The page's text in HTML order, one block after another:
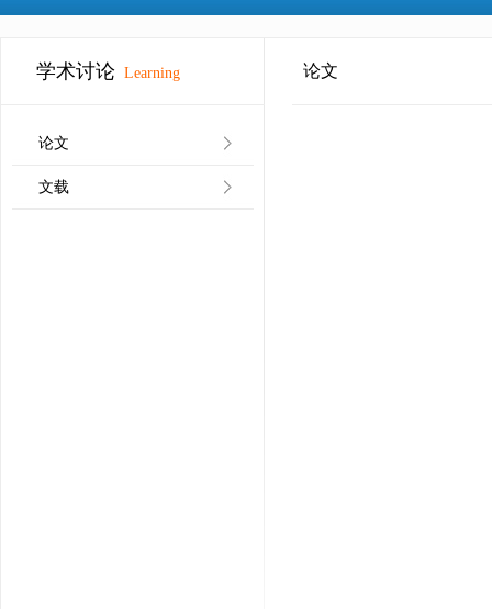
学术讨论 Learning
论文
文载
论文